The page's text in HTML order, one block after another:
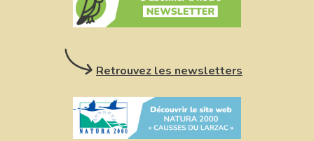
Retrouvez les newsletters